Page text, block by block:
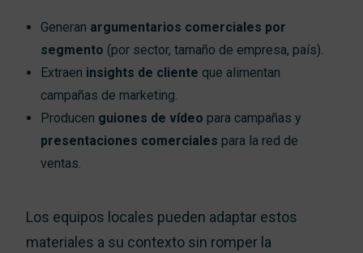
Generan argumentarios comerciales por
segmento (por sector, tamaño de empresa, país).
Extraen insights de cliente que alimentan
campañas de marketing.
Producen guiones de vídeo para campañas y
presentaciones comerciales para la red de
ventas.
Los equipos locales pueden adaptar estos
materiales a su contexto sin romper la